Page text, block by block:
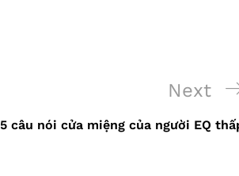
Next
Post
Next
5 câu nói cửa miệng của người EQ